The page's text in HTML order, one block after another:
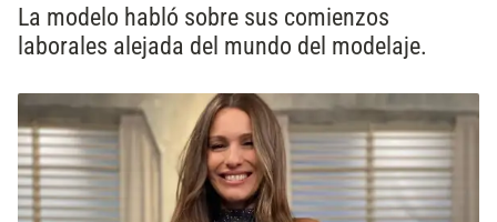
La modelo habló sobre sus comienzos
laborales alejada del mundo del modelaje.